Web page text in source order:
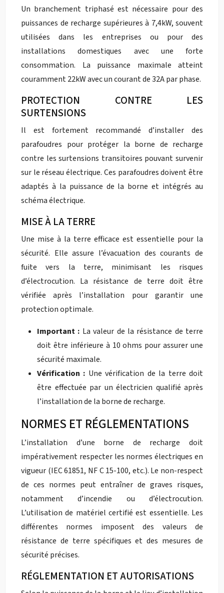
Un branchement triphasé est nécessaire pour des
puissances de recharge supérieures à 7,4kW, souvent
utilisées dans les entreprises ou pour des
installations domestiques avec une forte
consommation. La puissance maximale atteint
couramment 22kW avec un courant de 32A par phase.
PROTECTION CONTRE LES
SURTENSIONS
Il est fortement recommandé d’installer des
parafoudres pour protéger la borne de recharge
contre les surtensions transitoires pouvant survenir
sur le réseau électrique. Ces parafoudres doivent être
adaptés à la puissance de la borne et intégrés au
schéma électrique.
MISE À LA TERRE
Une mise à la terre efficace est essentielle pour la
sécurité. Elle assure l’évacuation des courants de
fuite vers la terre, minimisant les risques
d’électrocution. La résistance de terre doit être
vérifiée après l’installation pour garantir une
protection optimale.
Important : La valeur de la résistance de terre
doit être inférieure à 10 ohms pour assurer une
sécurité maximale.
Vérification : Une vérification de la terre doit
être effectuée par un électricien qualifié après
l’installation de la borne de recharge.
NORMES ET RÉGLEMENTATIONS
L’installation d’une borne de recharge doit
impérativement respecter les normes électriques en
vigueur (IEC 61851, NF C 15-100, etc.). Le non-respect
de ces normes peut entraîner de graves risques,
notamment d’incendie ou d’électrocution.
L’utilisation de matériel certifié est essentielle. Les
différentes normes imposent des valeurs de
résistance de terre spécifiques et des mesures de
sécurité précises.
RÉGLEMENTATION ET AUTORISATIONS